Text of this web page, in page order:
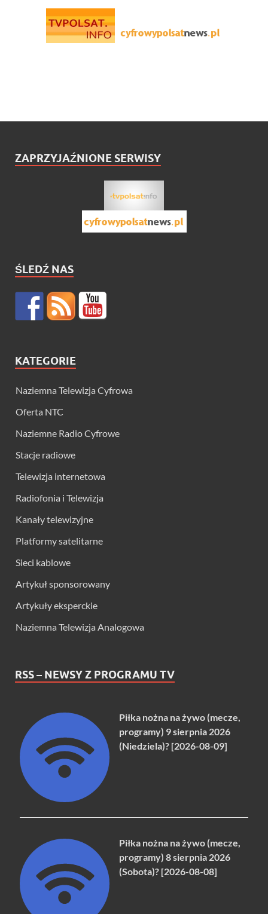
ZAPRZYJAŹNIONE SERWISY
ŚLEDŹ NAS
KATEGORIE
Naziemna Telewizja Cyfrowa
Oferta NTC
Naziemne Radio Cyfrowe
Stacje radiowe
Telewizja internetowa
Radiofonia i Telewizja
Kanały telewizyjne
Platformy satelitarne
Sieci kablowe
Artykuł sponsorowany
Artykuły eksperckie
Naziemna Telewizja Analogowa
RSS – NEWSY Z PROGRAMU TV
Piłka nożna na żywo (mecze,
programy) 9 sierpnia 2026
(Niedziela)? [2026-08-09]
Piłka nożna na żywo (mecze,
programy) 8 sierpnia 2026
(Sobota)? [2026-08-08]